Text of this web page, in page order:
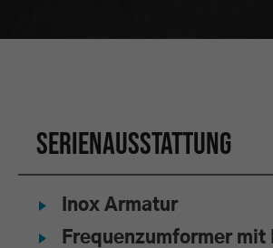
Serienausstattung
Inox Armatur
Frequenzumformer mit